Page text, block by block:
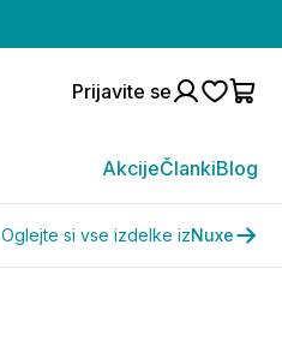
Prijavite se
AkcijeČlankiBlog
Oglejte si vse izdelke izNuxe